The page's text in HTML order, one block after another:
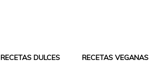
RECETAS DULCES RECETAS VEGANAS